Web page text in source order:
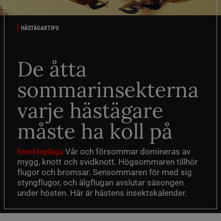
HÄSTÄGARTIPS
De åtta
sommarinsekterna
varje hästägare
måste ha koll på
Insektsplåga Vår och försommar domineras av
mygg, knott och svidknott. Högsommaren tillhör
flugor och bromsar. Sensommaren för med sig
styngflugor, och älgflugan avslutar säsongen
under hösten. Här är hästens insektskalender.